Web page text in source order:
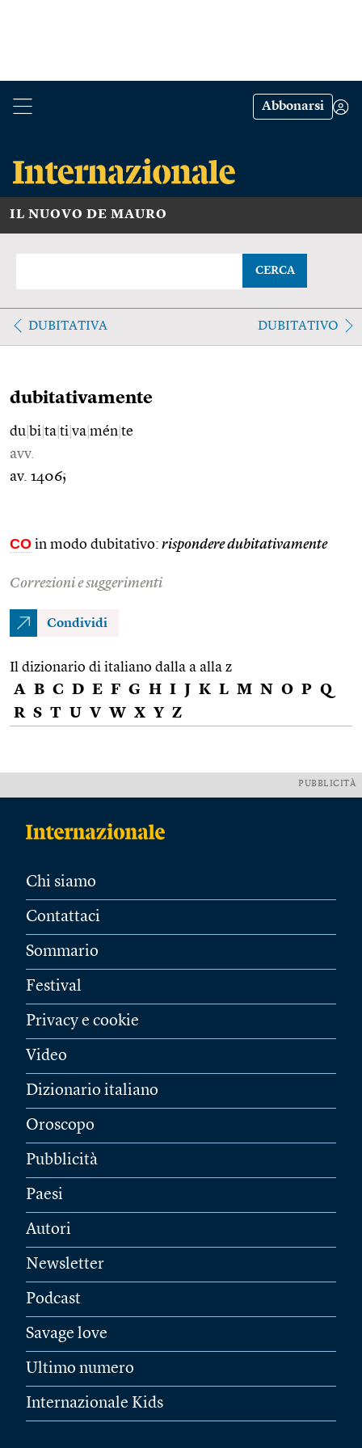
Abbonarsi
IL NUOVO DE MAURO
CERCA
DUBITATIVA DUBITATIVO
dubitativamente
du bi ta ti va mén te
avv.
av. 1406;
CO in modo dubitativo: rispondere dubitativamente
Correzioni e suggerimenti
Condividi
Il dizionario di italiano dalla a alla z
A B C D E F G H I J K L M N O P Q
R S T U V W X Y Z
PUBBLICITÀ
Chi siamo
Contattaci
Sommario
Festival
Privacy e cookie
Video
Dizionario italiano
Oroscopo
Pubblicità
Paesi
Autori
Newsletter
Podcast
Savage love
Ultimo numero
Internazionale Kids